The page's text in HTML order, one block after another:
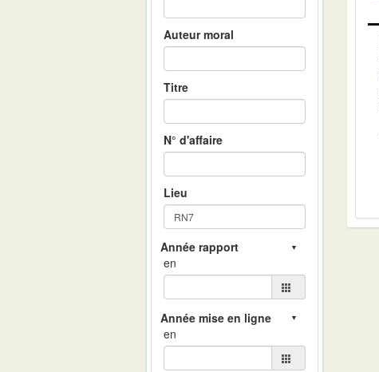
Auteur moral
Titre
N° d'affaire
Lieu
en
en